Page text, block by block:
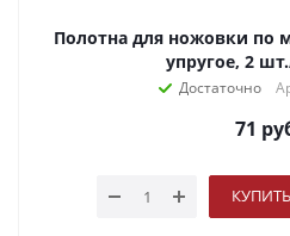
Полотна для ножовки по
упругое, 2
Достаточно
71
КУПИТЬ